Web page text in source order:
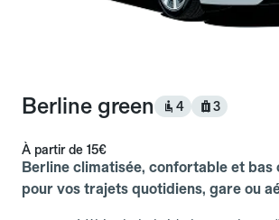
Berline green 4 3
À partir de 15€
Berline climatisée, confortable et bas
pour vos trajets quotidiens, gare ou